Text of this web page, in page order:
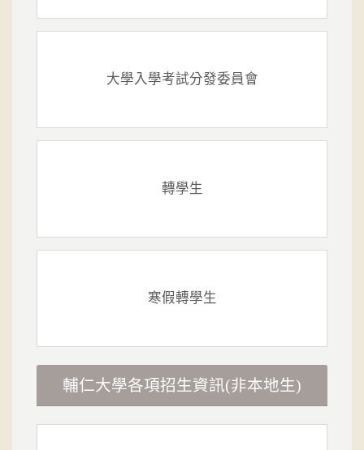
大學入學考試分發委員會
轉學生
寒假轉學生
輔仁大學各項招生資訊(非本地生)